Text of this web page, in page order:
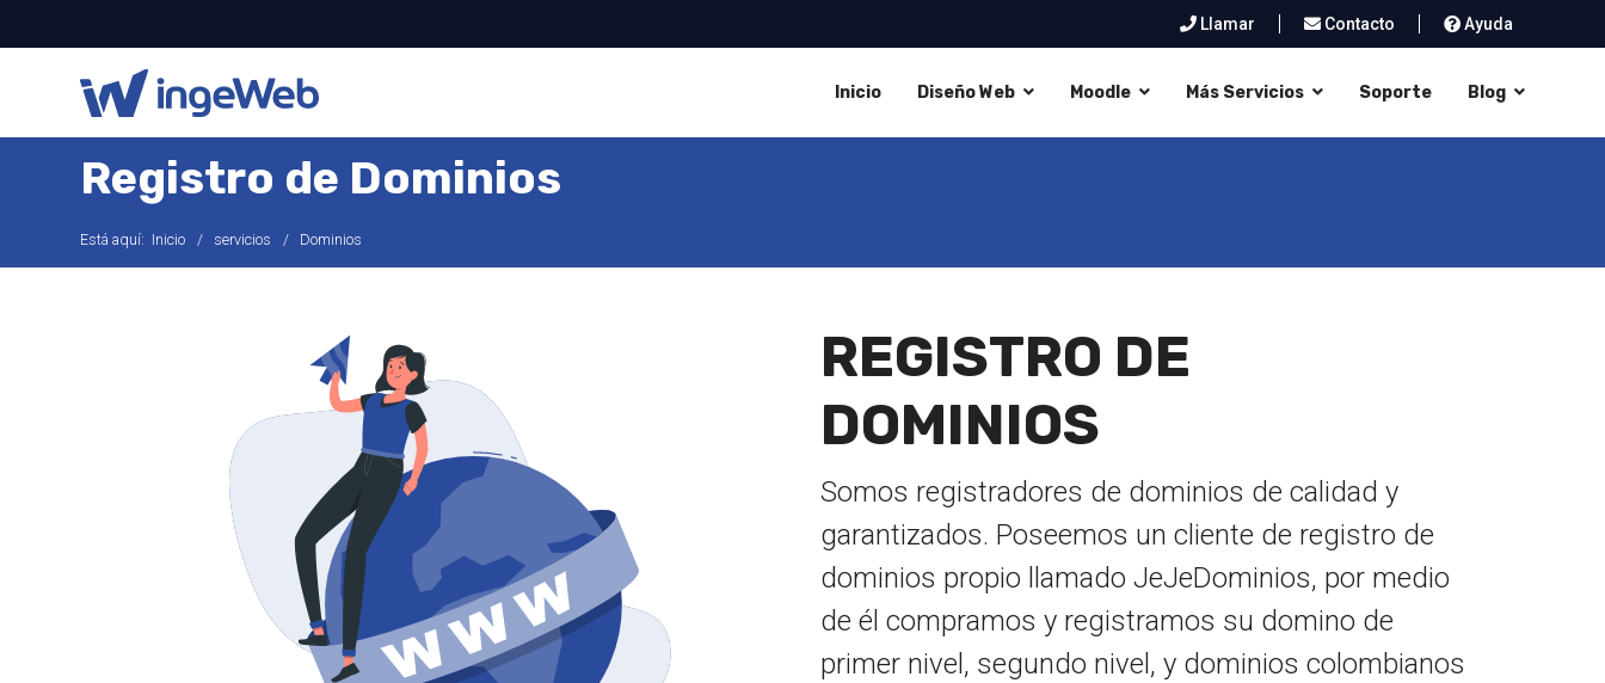
Llamar Contacto Ayuda
Inicio Diseño Web Moodle Más Servicios Soporte Blog
Registro de Dominios
Está aquí: Inicio servicios Dominios
REGISTRO DE
DOMINIOS
Somos registradores de dominios de calidad y
garantizados. Poseemos un cliente de registro de
dominios propio llamado JeJeDominios, por medio
de él compramos y registramos su domino de
primer nivel, segundo nivel, y dominios colombianos